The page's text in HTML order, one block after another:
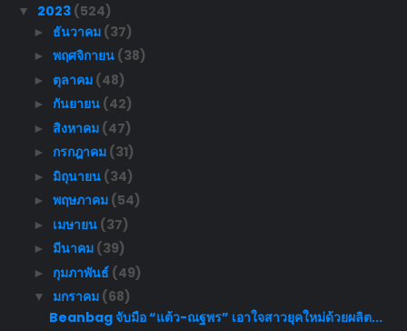
▼ 2023 (524)
► ธันวาคม (37)
► พฤศจิกายน (38)
► ตุลาคม (48)
► กันยายน (42)
► สิงหาคม (47)
► กรกฎาคม (31)
► มิถุนายน (34)
► พฤษภาคม (54)
► เมษายน (37)
► มีนาคม (39)
► กุมภาพันธ์ (49)
▼ มกราคม (68)
Beanbag จับมือ “แต้ว-ณฐพร” เอาใจสาวยุคใหม่ด้วยผลิต...